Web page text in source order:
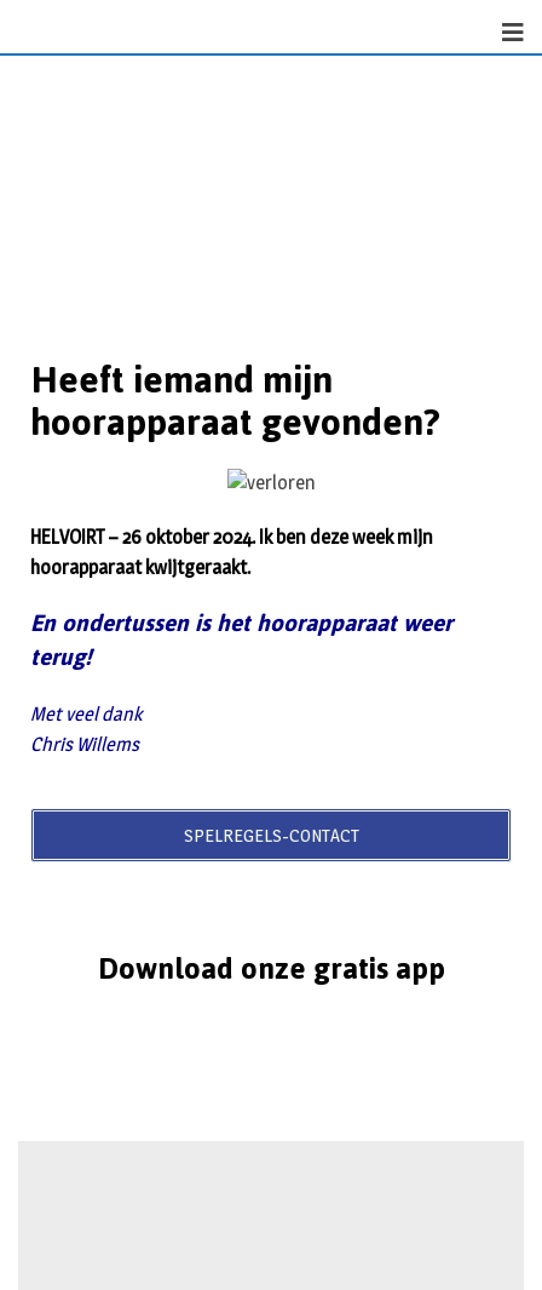
Heeft iemand mijn
hoorapparaat gevonden?
HELVOIRT – 26 oktober 2024. Ik ben deze week mijn
hoorapparaat kwijtgeraakt.
En ondertussen is het hoorapparaat weer
terug!
Met veel dank
Chris Willems
SPELREGELS-CONTACT
Download onze gratis app